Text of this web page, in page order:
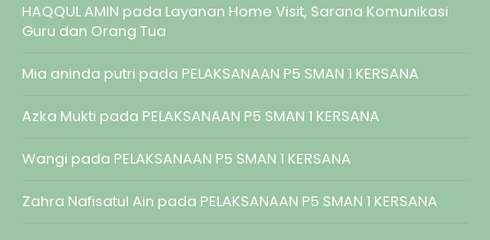
HAQQUL AMIN pada Layanan Home Visit, Sarana Komunikasi
Guru dan Orang Tua
Mia aninda putri pada PELAKSANAAN P5 SMAN 1 KERSANA
Azka Mukti pada PELAKSANAAN P5 SMAN 1 KERSANA
Wangi pada PELAKSANAAN P5 SMAN 1 KERSANA
Zahra Nafisatul Ain pada PELAKSANAAN P5 SMAN 1 KERSANA